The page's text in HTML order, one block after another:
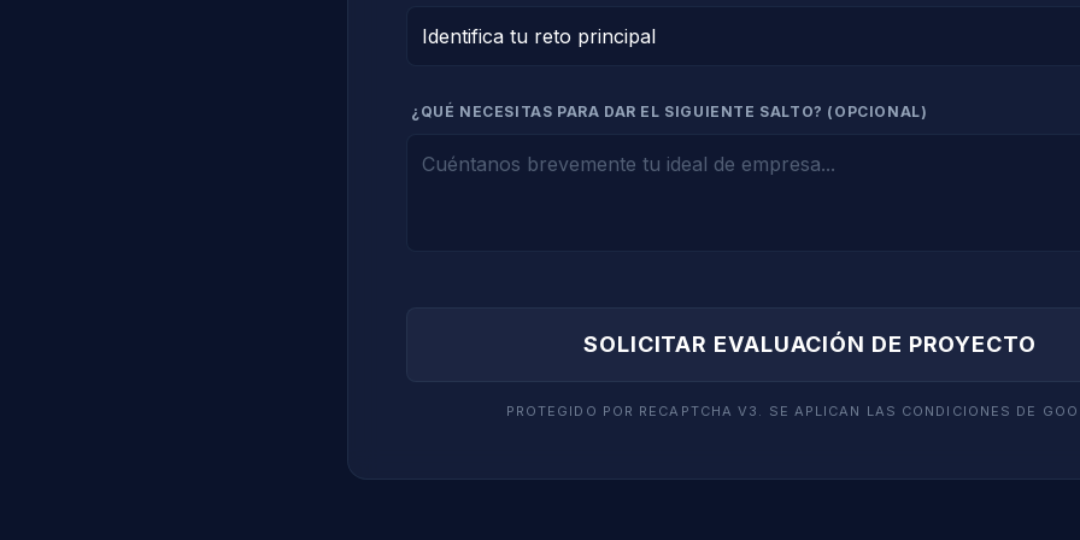
¿QUÉ NECESITAS PARA DAR EL SIGUIENTE SALTO? (OPCIONAL)
SOLICITAR EVALUACIÓN DE PROYECTO
PROTEGIDO POR RECAPTCHA V3. SE APLICAN LAS CONDICIONES DE